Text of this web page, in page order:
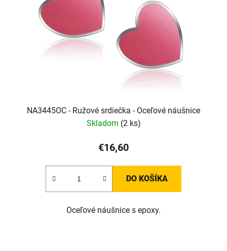
NA3445OC - Ružové srdiečka - Oceľové náušnice
Skladom (2 ks)
€16,60
DO KOŠÍKA
Oceľové náušnice s epoxy.